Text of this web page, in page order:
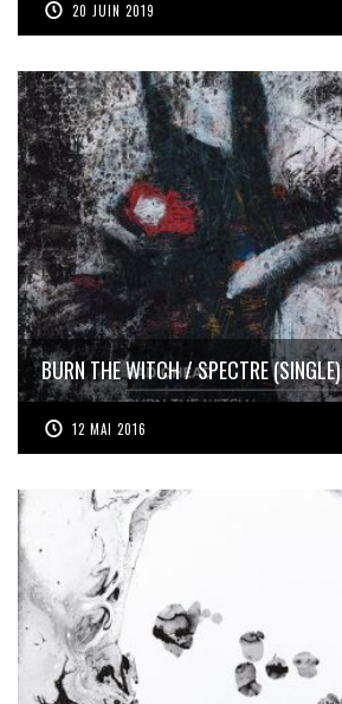
20 JUIN 2019
BURN THE WITCH / SPECTRE (SINGLE)
12 MAI 2016